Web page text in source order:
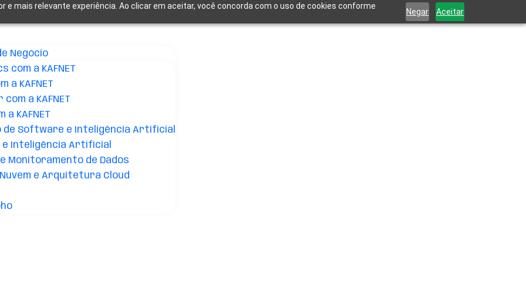
e mais relevante experiência. Ao clicar em aceitar, você concorda com o uso de cookies conforme
Negar Aceitar
Negócio
com a KAFNET
a KAFNET
a KAFNET
a KAFNET
de Software e Inteligência Artificial
e Inteligência Artificial
Monitoramento de Dados
e Arquitetura Cloud